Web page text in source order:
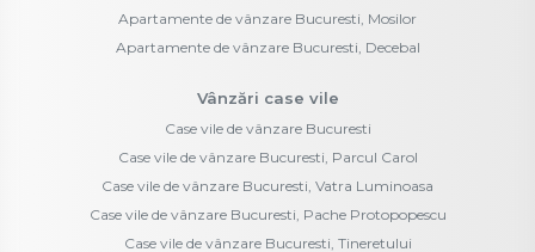
Apartamente de vânzare Bucuresti, Mosilor
Apartamente de vânzare Bucuresti, Decebal
Vânzări case vile
Case vile de vânzare Bucuresti
Case vile de vânzare Bucuresti, Parcul Carol
Case vile de vânzare Bucuresti, Vatra Luminoasa
Case vile de vânzare Bucuresti, Pache Protopopescu
Case vile de vânzare Bucuresti, Tineretului